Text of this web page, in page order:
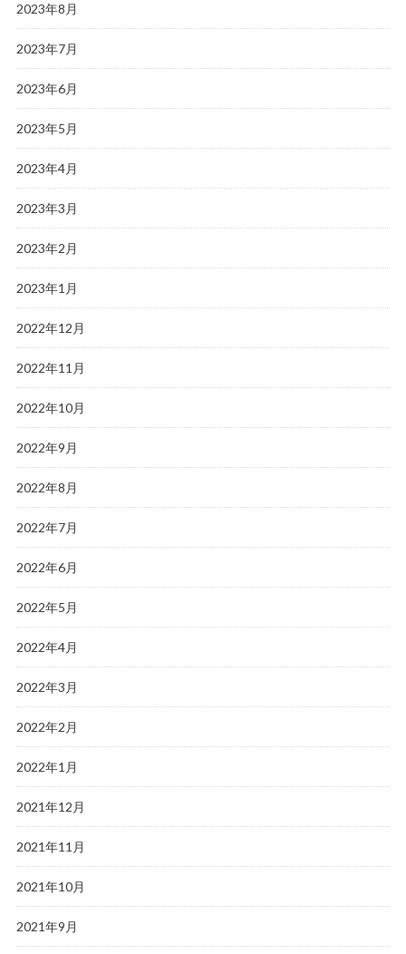
2023年8月
2023年7月
2023年6月
2023年5月
2023年4月
2023年3月
2023年2月
2023年1月
2022年12月
2022年11月
2022年10月
2022年9月
2022年8月
2022年7月
2022年6月
2022年5月
2022年4月
2022年3月
2022年2月
2022年1月
2021年12月
2021年11月
2021年10月
2021年9月